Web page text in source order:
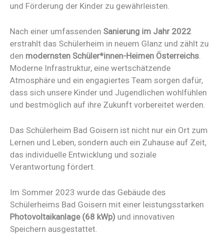
und Förderung der Kinder zu gewährleisten.
Nach einer umfassenden Sanierung im Jahr 2022
erstrahlt das Schülerheim in neuem Glanz und zählt zu
den modernsten Schüler*innen-Heimen Österreichs
Moderne Infrastruktur, eine wertschätzende
Atmosphäre und ein engagiertes Team sorgen dafür,
dass sich unsere Kinder und Jugendlichen wohlfühlen
und bestmöglich auf ihre Zukunft vorbereitet werden.
Das Schülerheim Bad Goisern ist nicht nur ein Ort zum
Lernen und Leben, sondern auch ein Zuhause auf Zeit,
das individuelle Entwicklung und soziale
Verantwortung fördert.
Im Sommer 2023 wurde das Gebäude des
Schülerheims Bad Goisern mit einer leistungsstarken
Photovoltaikanlage (68 kWp) und innovativen
Speichern ausgestattet.